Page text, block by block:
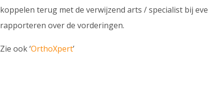
koppelen terug met de verwijzend arts / specialist bij
rapporteren over de vorderingen.
Zie ook ‘OrthoXpert’